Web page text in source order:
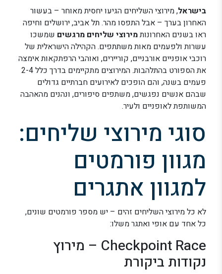
בישראל, מירוצי השליחים הגיעו יחסית מאוחר – בעשור
האחרון בערך – אבל התפסו מהר. תל אביב, ירושלים וחיפה
ראו בשנים האחרונותמירוצי שליחים מרגשים שמשכו
עשרות ולפעמים מאות משתתפים. הקהילה הישראלית של
רוכבי אופניים אורבניים, קוריירים, ואוהבי הרפתקאות אימצה
את הספורט בהתלהבות. המירוצים מתקיימים בדרך כלל 2-4
פעמים בשנה, והם הופכים לאירועים חברתיים גדולים
שבהם אנשים נפגשים, משתפים סיפורים, ונהנים מהאהבה
המשותפת לאופניים ולעיר.
סוגי מירוצי שליחים:
מגוון פורמטים
למגוון אתגרים
לא כל מירוצי השליחים זהים – יש מספר פורמטים שונים,
כל אחד עם אופי ואתגר משלו:
Checkpoint Race – מירוץ
נקודות ביקורת